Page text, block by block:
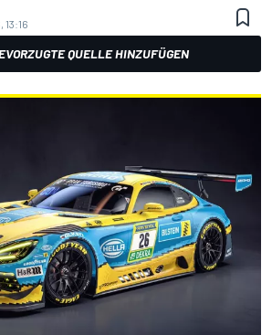
13:16
QUELLE HINZUFÜGEN